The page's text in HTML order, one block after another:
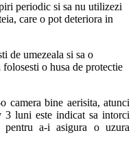
periodic si sa nu utilizezi
care o pot deteriora in
de umezeala si sa o
o husa de protectie
camera bine aerisita, atunci
3 luni este indicat sa intorci
a-i asigura o uzura